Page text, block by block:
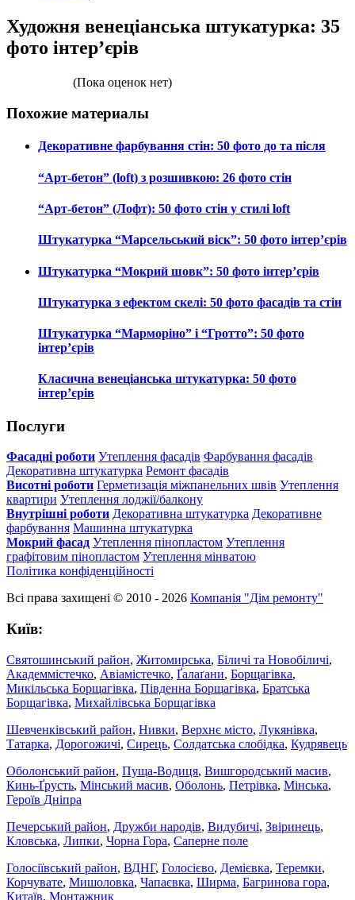
Художня венеціанська штукатурка: 35
фото інтер’єрів
(Пока оценок нет)
Похожие материалы
Декоративне фарбування стін: 50 фото до та після
“Арт‑бетон” (loft) з розшивкою: 26 фото стін
“Арт‑бетон” (Лофт): 50 фото стін у стилі loft
Штукатурка “Марсельський віск”: 50 фото інтер’єрів
Штукатурка “Мокрий шовк”: 50 фото інтер’єрів
Штукатурка з ефектом скелі: 50 фото фасадів та стін
Штукатурка “Марморіно” і “Гротто”: 50 фото
інтер’єрів
Класична венеціанська штукатурка: 50 фото
інтер’єрів
Послуги
Фасадні роботи Утеплення фасадів Фарбування фасадів
Декоративна штукатурка Ремонт фасадів
Висотні роботи Герметизація міжпанельних швів Утеплення
квартири Утеплення лоджії/балкону
Внутрішні роботи Декоративна штукатурка Декоративне
фарбування Машинна штукатурка
Мокрий фасад Утеплення пінопластом Утеплення
графітовим пінопластом Утеплення мінватою
Політика конфіденційності
Всі права захищені © 2010 - 2026 Компанія "Дім ремонту"
Київ:
Святошинський район, Житомирська, Біличі та Новобіличі,
Академмістечко, Авіамістечко, Ґалаґани, Борщагівка,
Микільська Борщагівка, Південна Борщагівка, Братська
Борщагівка, Михайлівська Борщагівка
Шевченківський район, Нивки, Верхнє місто, Лукянівка,
Татарка, Дорогожичі, Сирець, Солдатська слобідка, Кудрявець
Оболонський район, Пуща-Водиця, Вишгородський масив,
Кинь-Ґрусть, Мінський масив, Оболонь, Петрівка, Мінська,
Героїв Дніпра
Печерський район, Дружби народів, Видубичі, Звіринець,
Кловська, Липки, Чорна Гора, Саперне поле
Голосіївський район, ВДНГ, Голосієво, Демієвка, Теремки,
Корчувате, Мишоловка, Чапаєвка, Ширма, Багринова гора,
Китаїв, Монтажник